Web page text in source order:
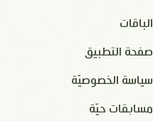
الباقات
صفحة التطبيق
سياسة الخصوصيّة
مسابقات حيّة